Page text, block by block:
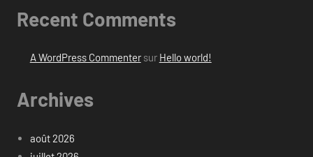
Recent Comments
A WordPress Commentersur Hello world!
Archives
août 2026